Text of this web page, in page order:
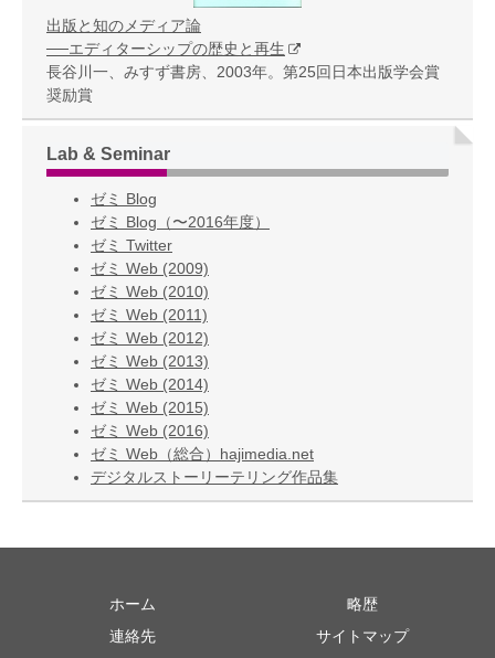
出版と知のメディア論
──エディターシップの歴史と再生
長谷川一、みすず書房、2003年。第25回日本出版学会賞
奨励賞
Lab & Seminar
ゼミ Blog
ゼミ Blog（〜2016年度）
ゼミ Twitter
ゼミ Web (2009)
ゼミ Web (2010)
ゼミ Web (2011)
ゼミ Web (2012)
ゼミ Web (2013)
ゼミ Web (2014)
ゼミ Web (2015)
ゼミ Web (2016)
ゼミ Web（総合）hajimedia.net
デジタルストーリーテリング作品集
ホーム
略歴
連絡先
サイトマップ